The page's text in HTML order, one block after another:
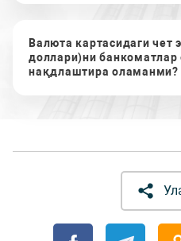
Валюта картасидаги чет
доллари)ни банкоматлар
нақдлаштира оламанми?